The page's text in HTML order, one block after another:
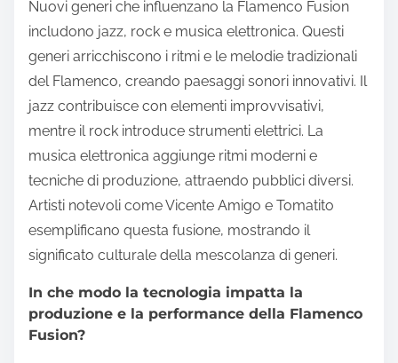
Nuovi generi che influenzano la Flamenco Fusion
includono jazz, rock e musica elettronica. Questi
generi arricchiscono i ritmi e le melodie tradizionali
del Flamenco, creando paesaggi sonori innovativi. Il
jazz contribuisce con elementi improvvisativi,
mentre il rock introduce strumenti elettrici. La
musica elettronica aggiunge ritmi moderni e
tecniche di produzione, attraendo pubblici diversi.
Artisti notevoli come Vicente Amigo e Tomatito
esemplificano questa fusione, mostrando il
significato culturale della mescolanza di generi.
In che modo la tecnologia impatta la
produzione e la performance della Flamenco
Fusion?